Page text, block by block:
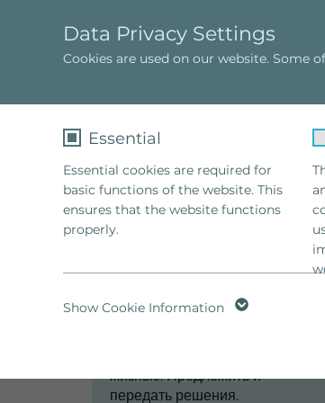
Школа Hellinger Школа
Наша задача
Показать, что делает семьи
жизнью. Предложить и
передать решения.
Data Privacy Settings
Cookies are used on our website. Some
Essential
Essential cookies are required for
basic functions of the website. This
ensures that the website functions
properly.
Show Cookie Information